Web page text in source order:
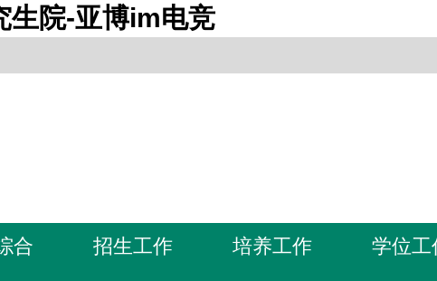
生院-亚博im电竞
合 招生工作 培养工作 学位工